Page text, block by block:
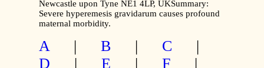
Newcastle upon Tyne NE1 4LP, UKSummary:
Severe hyperemesis gravidarum causes profound
maternal morbidity.
A | B | C
|
D
| E | F |